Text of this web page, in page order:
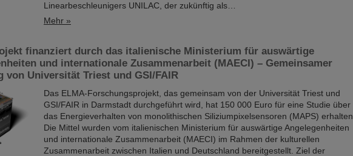
Linearbeschleunigers UNILAC, der zukünftig als…
Mehr »
finanziert durch das italienische Ministerium für auswärtige
und internationale Zusammenarbeit (MAECI) – Gemeinsamer
von Universität Triest und GSI/FAIR
Das ELMA-Forschungsprojekt, das gemeinsam von der Universität Triest und
GSI/FAIR in Darmstadt durchgeführt wird, hat 150 000 Euro für eine Studie über
das Energieverhalten von monolithischen Siliziumpixelsensoren (MAPS) erhalten.
Die Mittel wurden vom italienischen Ministerium für auswärtige Angelegenheiten
und internationale Zusammenarbeit (MAECI) im Rahmen der kulturellen
Zusammenarbeit zwischen Italien und Deutschland bereitgestellt. Ziel der